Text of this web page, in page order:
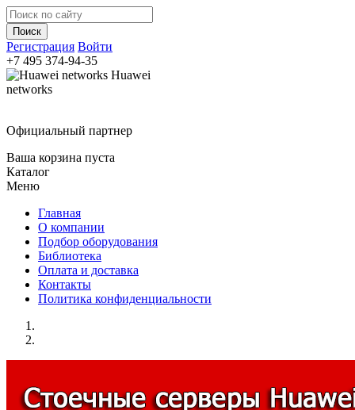
Регистрация Войти
+7 495 374-94-35
Huawei
networks
Официальный партнер
Ваша корзина пуста
Каталог
Меню
Главная
О компании
Подбор оборудования
Библиотека
Оплата и доставка
Контакты
Политика конфиденциальности